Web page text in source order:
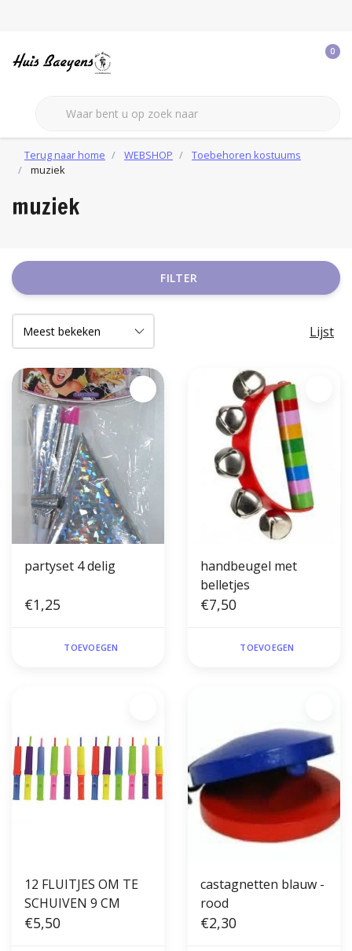
0
Terug naar home WEBSHOP
Toebehoren kostuums
muziek
muziek
FILTER
Lijst
partyset 4 delig
€1,25
TOEVOEGEN
handbeugel met
belletjes
€7,50
TOEVOEGEN
12 FLUITJES OM TE
SCHUIVEN 9 CM
€5,50
castagnetten blauw -
rood
€2,30